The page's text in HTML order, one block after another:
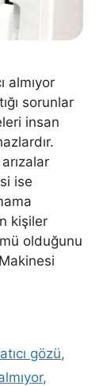
almıyor
sorunlar
insan
ise
kişiler
olduğunu
gözü,
,